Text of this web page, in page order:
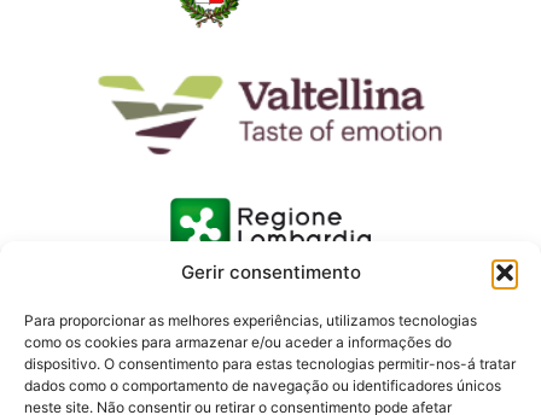
Gerir consentimento
Para proporcionar as melhores experiências, utilizamos tecnologias
como os cookies para armazenar e/ou aceder a informações do
dispositivo. O consentimento para estas tecnologias permitir-nos-á tratar
dados como o comportamento de navegação ou identificadores únicos
neste site. Não consentir ou retirar o consentimento pode afetar